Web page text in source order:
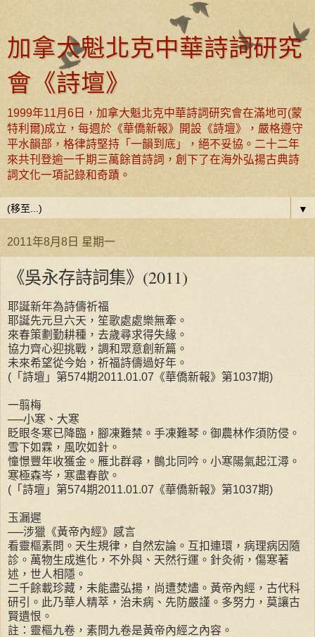
加拿大魁北克中華詩詞研究
會《詩壇》
1999年11月6日，加拿大魁北克中華詩詞研究會在滿地可(蒙
特利爾)成立，每週於《華僑新報》開設《詩壇》，嚴格遵守
平水韻部，格律詩堅持「一韻到底」，絕不妥協。二十二年
來共刊登逾一千期三萬餘首詩詞，創下了在海外弘揚古典詩
詞文化一項記錄和奇蹟。
▼
2011年8月8日 星期一
《吳永存詩詞集》(2011)
耶誕新年為詩儔祈福
耶誕先元旦六天，笙歌處處樂無牽。
來春策劃勤耕種，去歲尋求得失緣。
協力齊心迎挑戰，調和眾意創新篇。
未來希望從今始，祈福詩儔過好年。
(「詩壇」第574期2011.01.07《華僑新報》第1037期)
一翦梅
──小寒、大寒
眨眼冬寒已降臨，腳凍難禁。手凍難琴。御農林作須防侵。
雪下如霖，風吹如針。
憧憬豐年收獲金。雁北群尋，鵲北同吟。小寒陽氣起江潯。
寒極森岑，寒盡春歆。
(「詩壇」第574期2011.01.07《華僑新報》第1037期)
玉漏遲
──涉獵《黃帝內經》感言
看靈樞素問。天生規律，自然宏論。互扣連環，病理病因隨
診。萬物生成進化，不外與、天然行運。針灸術，傷寒著
述，世人相隱。
二千餘載珍藏，未能盡弘揚，尚遭焚燼。黃帝內經，古代科
研引。此乃華人精萃，治未病、先防嚴謹。多努力，莫讓古
賢遺恨。
註：靈樞九卷，素問九卷是黃帝內經之內容。